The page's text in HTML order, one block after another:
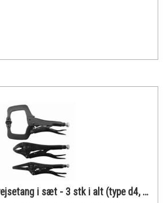
Diesella Diesella svejsetang i sæt - 3 stk i alt (type d4, d7 og d9)